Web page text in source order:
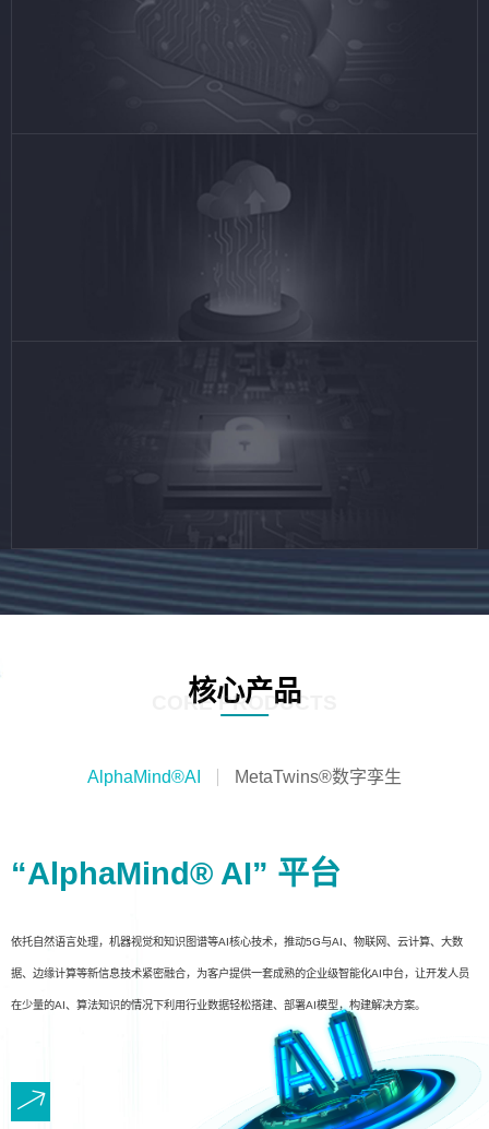
核心产品
CORE PRODUCTS
AlphaMind®AI MetaTwins®数字孪生
“AlphaMind® AI” 平台
依托自然语言处理，机器视觉和知识图谱等AI核心技术，推动5G与AI、物联网、云计算、大数
据、边缘计算等新信息技术紧密融合，为客户提供一套成熟的企业级智能化AI中台，让开发人员
在少量的AI、算法知识的情况下利用行业数据轻松搭建、部署AI模型，构建解决方案。